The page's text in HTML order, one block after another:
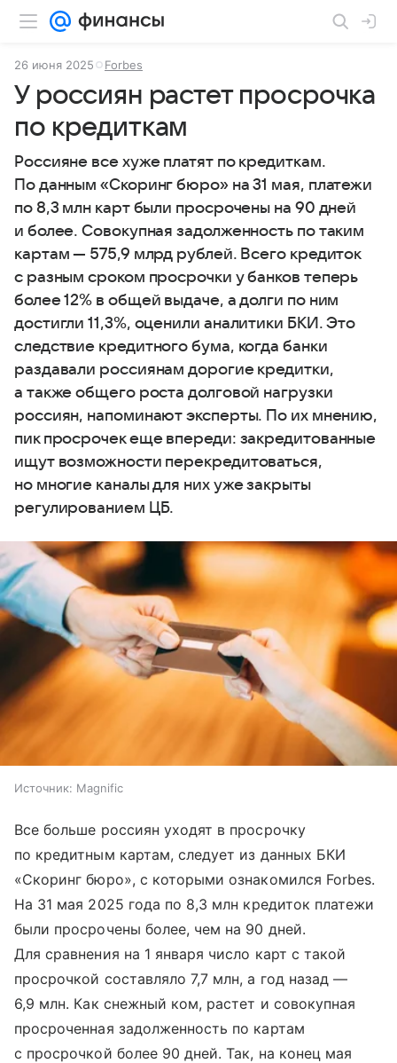
26 июня 2025 Forbes
У россиян растет просрочка
по кредиткам
Россияне все хуже платят по кредиткам.
По данным «Скоринг бюро» на 31 мая, платежи
по 8,3 млн карт были просрочены на 90 дней
и более. Совокупная задолженность по таким
картам — 575,9 млрд рублей. Всего кредиток
с разным сроком просрочки у банков теперь
более 12% в общей выдаче, а долги по ним
достигли 11,3%, оценили аналитики БКИ. Это
следствие кредитного бума, когда банки
раздавали россиянам дорогие кредитки,
а также общего роста долговой нагрузки
россиян, напоминают эксперты. По их мнению,
пик просрочек еще впереди: закредитованные
ищут возможности перекредитоваться,
но многие каналы для них уже закрыты
регулированием ЦБ.
Источник: Magnific
Все больше россиян уходят в просрочку
по кредитным картам, следует из данных БКИ
«Скоринг бюро», с которыми ознакомился Forbes.
На 31 мая 2025 года по 8,3 млн кредиток платежи
были просрочены более, чем на 90 дней.
Для сравнения на 1 января число карт с такой
просрочкой составляло 7,7 млн, а год назад —
6,9 млн. Как снежный ком, растет и совокупная
просроченная задолженность по картам
с просрочкой более 90 дней. Так, на конец мая